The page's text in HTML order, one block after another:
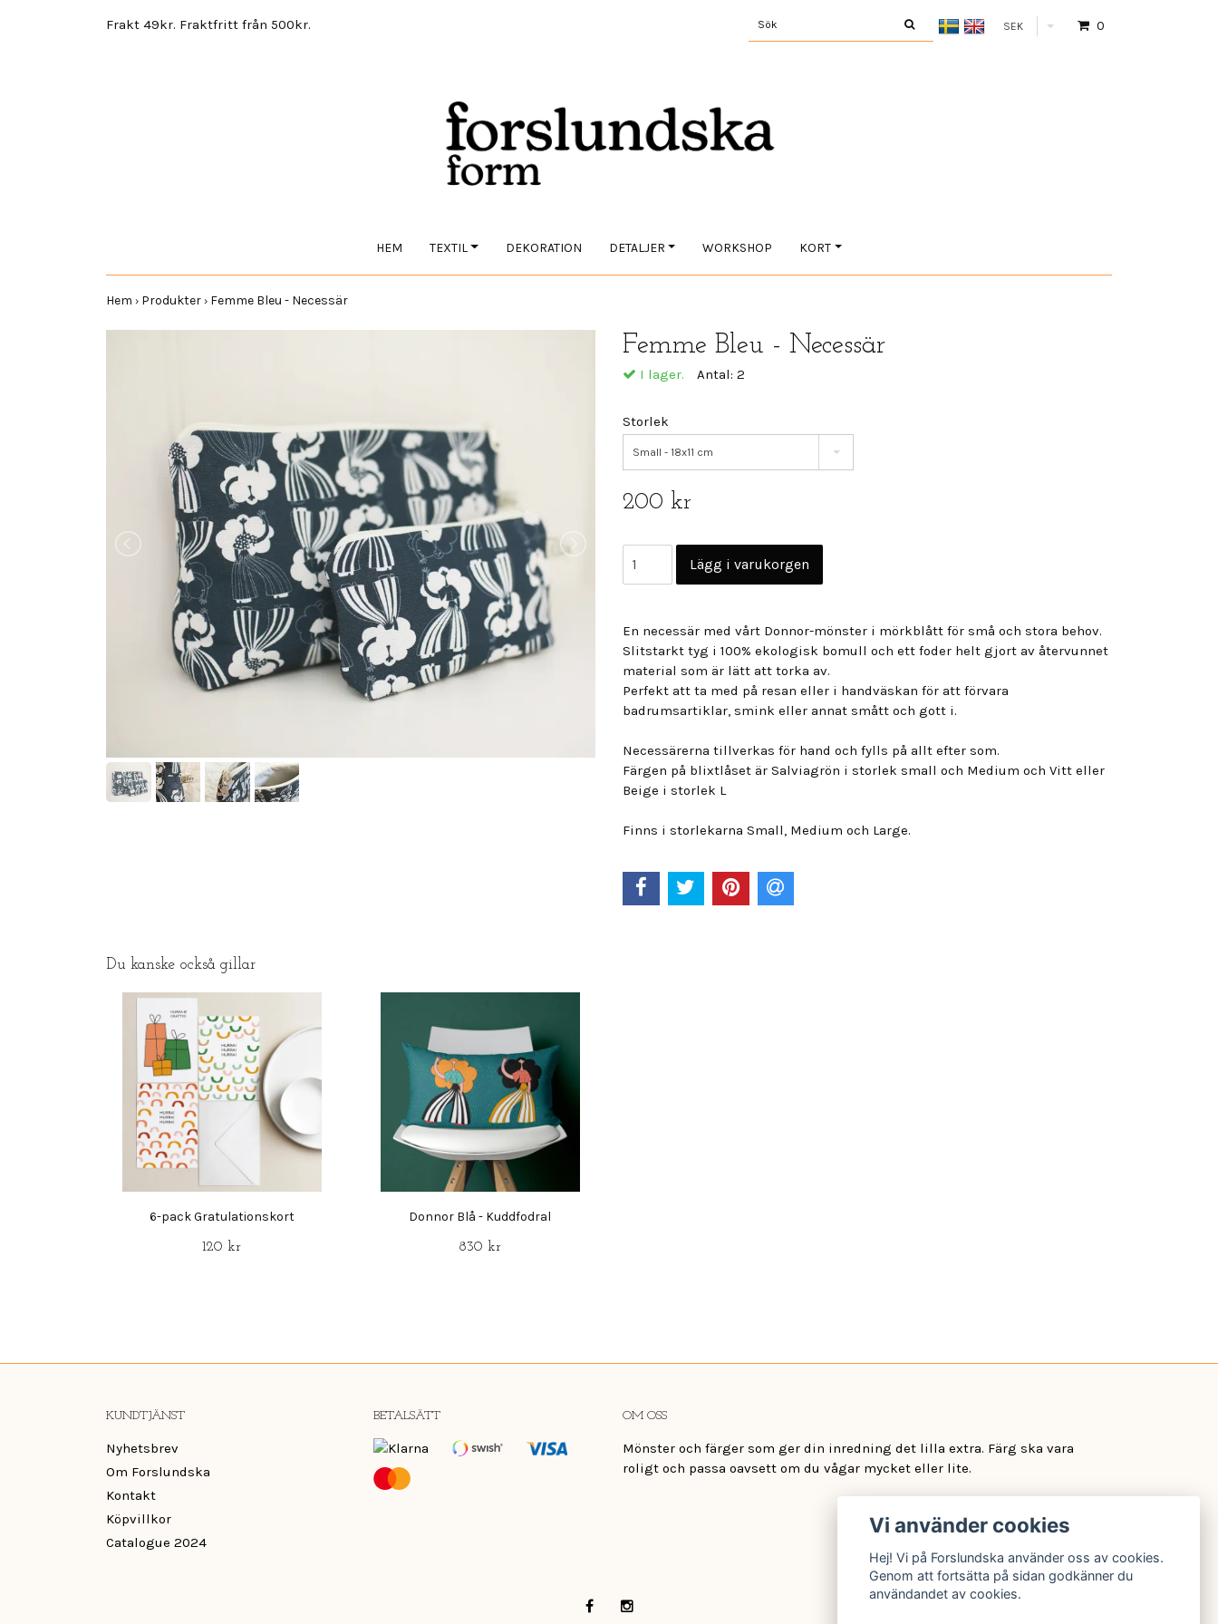
Frakt 49kr. Fraktfritt från 500kr. SEK 0
HEM TEXTIL DEKORATION DETALJER WORKSHOP KORT
Hem › Produkter › Femme Bleu - Necessär
Femme Bleu - Necessär
I lager. Antal: 2
Storlek
Small - 18x11 cm
200 kr
En necessär med vårt Donnor-mönster i mörkblått för små och stora behov.
Slitstarkt tyg i 100% ekologisk bomull och ett foder helt gjort av återvunnet
material som är lätt att torka av.
Perfekt att ta med på resan eller i handväskan för att förvara
badrumsartiklar, smink eller annat smått och gott i.
Necessärerna tillverkas för hand och fylls på allt efter som.
Färgen på blixtlåset är Salviagrön i storlek small och Medium och Vitt eller
Beige i storlek L
Finns i storlekarna Small, Medium och Large.
Du kanske också gillar
6-pack Gratulationskort
120 kr
Donnor Blå - Kuddfodral
830 kr
KUNDTJÄNST
Nyhetsbrev
Om Forslundska
Kontakt
Köpvillkor
Catalogue 2024
BETALSÄTT OM OSS
Mönster och färger som ger din inredning det lilla extra. Färg ska vara
roligt och passa oavsett om du vågar mycket eller lite.
Vi använder cookies
Hej! Vi på Forslundska använder oss av cookies.
Genom att fortsätta på sidan godkänner du
användandet av cookies.